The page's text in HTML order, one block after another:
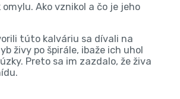
omylu. Ako vznikol a čo je jeho
túto kalváriu sa dívali na
živy po špirále, ibaže ich uhol
Preto sa im zazdalo, že živa